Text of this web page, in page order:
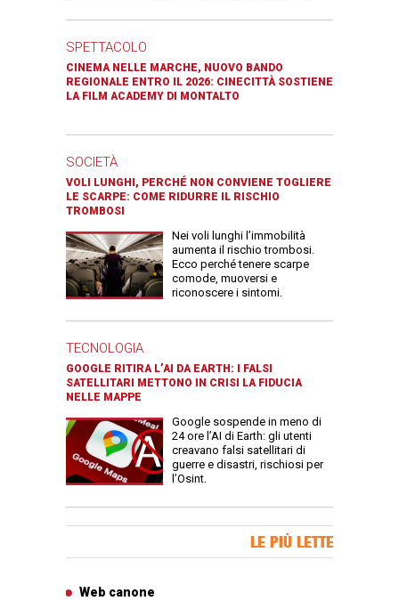
SPETTACOLO
CINEMA NELLE MARCHE, NUOVO BANDO
REGIONALE ENTRO IL 2026: CINECITTÀ SOSTIENE
LA FILM ACADEMY DI MONTALTO
SOCIETÀ
VOLI LUNGHI, PERCHÉ NON CONVIENE TOGLIERE
LE SCARPE: COME RIDURRE IL RISCHIO
TROMBOSI
Nei voli lunghi l’immobilità
aumenta il rischio trombosi.
Ecco perché tenere scarpe
comode, muoversi e
riconoscere i sintomi.
TECNOLOGIA
GOOGLE RITIRA L’AI DA EARTH: I FALSI
SATELLITARI METTONO IN CRISI LA FIDUCIA
NELLE MAPPE
Google sospende in meno di
24 ore l’AI di Earth: gli utenti
creavano falsi satellitari di
guerre e disastri, rischiosi per
l’Osint.
LE PIÙ LETTE
Web canone